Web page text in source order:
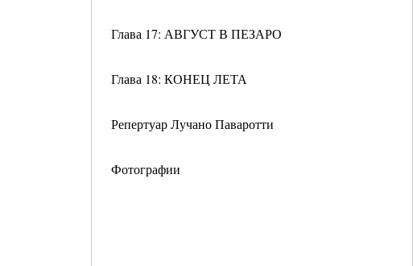
Глава 17: АВГУСТ В ПЕЗАРО
Глава 18: КОНЕЦ ЛЕТА
Репертуар Лучано Паваротти
Фотографии